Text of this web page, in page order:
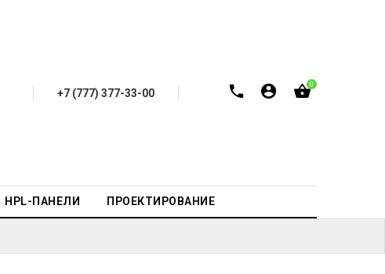
+7 (777) 377-33-00
0
HPL-ПАНЕЛИ ПРОЕКТИРОВАНИЕ